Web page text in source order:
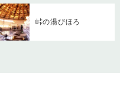
峠の湯びほろ